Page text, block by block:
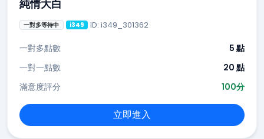
純情大白
一對多等待中 i349 ID: i349_301362
一對多點數
5 點
一對一點數
20 點
滿意度評分
100分
立即進入